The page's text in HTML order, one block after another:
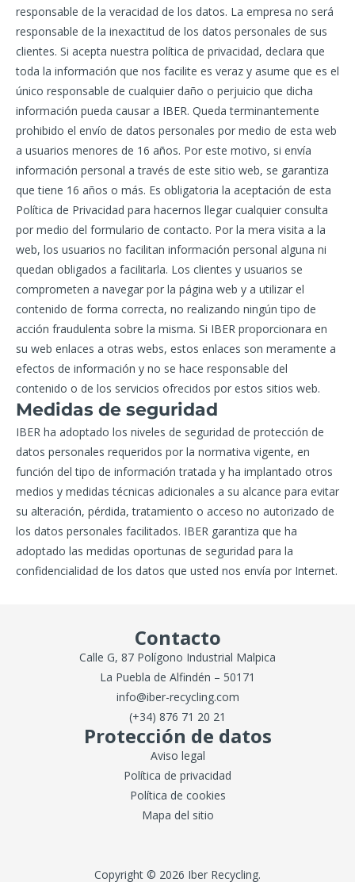
responsable de la veracidad de los datos. La empresa no será
responsable de la inexactitud de los datos personales de sus
clientes. Si acepta nuestra política de privacidad, declara que
toda la información que nos facilite es veraz y asume que es el
único responsable de cualquier daño o perjuicio que dicha
información pueda causar a IBER. Queda terminantemente
prohibido el envío de datos personales por medio de esta web
a usuarios menores de 16 años. Por este motivo, si envía
información personal a través de este sitio web, se garantiza
que tiene 16 años o más. Es obligatoria la aceptación de esta
Política de Privacidad para hacernos llegar cualquier consulta
por medio del formulario de contacto. Por la mera visita a la
web, los usuarios no facilitan información personal alguna ni
quedan obligados a facilitarla. Los clientes y usuarios se
comprometen a navegar por la página web y a utilizar el
contenido de forma correcta, no realizando ningún tipo de
acción fraudulenta sobre la misma. Si IBER proporcionara en
su web enlaces a otras webs, estos enlaces son meramente a
efectos de información y no se hace responsable del
contenido o de los servicios ofrecidos por estos sitios web.
Medidas de seguridad
IBER ha adoptado los niveles de seguridad de protección de
datos personales requeridos por la normativa vigente, en
función del tipo de información tratada y ha implantado otros
medios y medidas técnicas adicionales a su alcance para evitar
su alteración, pérdida, tratamiento o acceso no autorizado de
los datos personales facilitados. IBER garantiza que ha
adoptado las medidas oportunas de seguridad para la
confidencialidad de los datos que usted nos envía por Internet.
Contacto
Calle G, 87 Polígono Industrial Malpica
La Puebla de Alfindén – 50171
info@iber-recycling.com
(+34) 876 71 20 21
Protección de datos
Aviso legal
Política de privacidad
Política de cookies
Mapa del sitio
Copyright © 2026 Iber Recycling.